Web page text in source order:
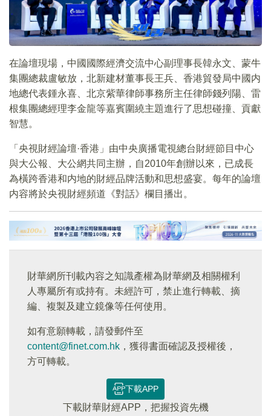
在論壇現場，中國國際經濟交流中心副理事長韓永文、蒙牛
集團總裁盧敏放，北新建材董事長王兵、香港貿發局中國内
地總代表鍾永喜、北京紫華律師事務所主任律師錢列陽、雷
根集團總經理李金龍等嘉賓圍繞主題進行了思想碰撞、貢獻
智慧。
「央視財經論壇·香港」由中央廣播電視總台財經節目中心
與大公報、大公網共同主辦，自2010年創辦以來，已成長
為橫跨香港和内地的財經品牌活動和思想盛宴。每年的論壇
内容將於央視財經頻道《對話》欄目播出。
財華網所刊載內容之知識產權為財華網及相關權利
人專屬所有或持有。未經許可，禁止進行轉載、摘
編、複製及建立鏡像等任何使用。
如有意願轉載，請發郵件至
content@finet.com.hk ，獲得書面確認及授權後，
方可轉載。
下載APP
下載財華財經APP，把握投資先機